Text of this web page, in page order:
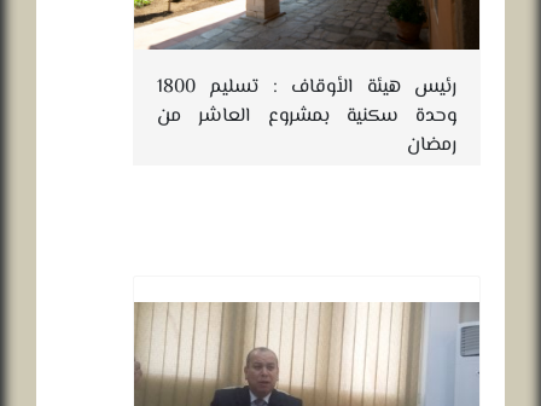
رئيس هيئة الأوقاف : تسليم 1800
وحدة سكنية بمشروع العاشر من
رمضان